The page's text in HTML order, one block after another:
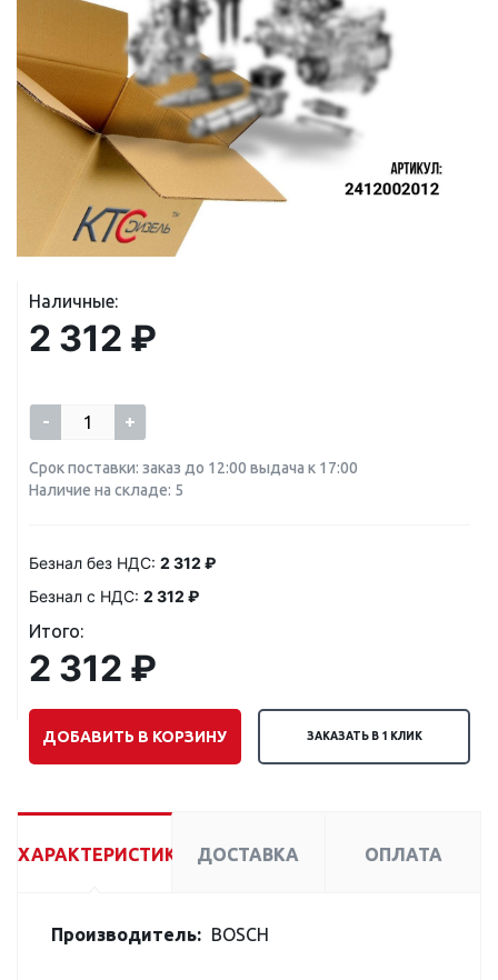
Наличные:
2 312 ₽
- +
Срок поставки: заказ до 12:00 выдача к 17:00
Наличие на складе: 5
Безнал без НДС: 2 312 ₽
Безнал с НДС: 2 312 ₽
Итого:
2 312 ₽
ДОБАВИТЬ В КОРЗИНУ ЗАКАЗАТЬ В 1 КЛИК
ХАРАКТЕРИСТИКИ ДОСТАВКА ОПЛАТА
Производитель: BOSCH